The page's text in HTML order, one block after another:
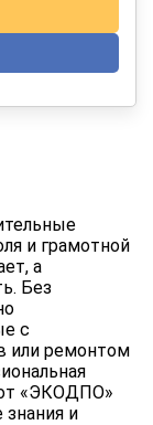
и грамотной
а
Без
с
или ремонтом
от «ЭКОДПО»
и